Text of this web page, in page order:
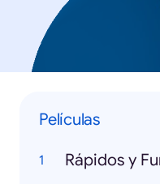
Películas
Rápidos y